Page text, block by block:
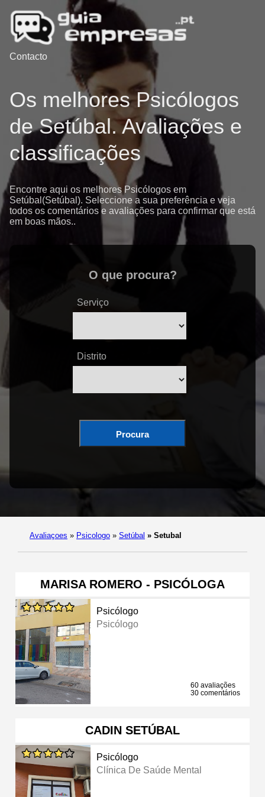
Contacto
Os melhores Psicólogos
de Setúbal. Avaliações e
classificações
Encontre aqui os melhores Psicólogos em
Setúbal(Setúbal). Seleccione a sua preferência e veja
todos os comentários e avaliações para confirmar que está
em boas mãos..
O que procura?
Serviço
Distrito
Procura
Avaliaçoes » Psicologo » Setúbal » Setubal
MARISA ROMERO - PSICÓLOGA
Psicólogo
Psicólogo
60 avaliações
30 comentários
CADIN SETÚBAL
Psicólogo
Clínica De Saúde Mental